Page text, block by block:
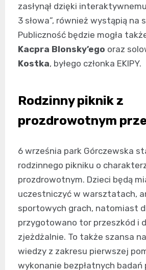
zasłynął dzięki
3 słowa”, również wystąpią na
Publiczność będzie mogła
Kacpra Blonsky’ego oraz
Kostka, byłego członka EKIPY.
Rodzinny piknik z
prozdrowotnym
6 września park Górczewska
rodzinnego pikniku o
prozdrowotnym. Dzieci będą
uczestniczyć w warsztatach,
sportowych grach, natomiast
przygotowano tor przeszkód i
zjeżdżalnie. To także szansa
wiedzy z zakresu pierwszej
wykonanie bezpłatnych